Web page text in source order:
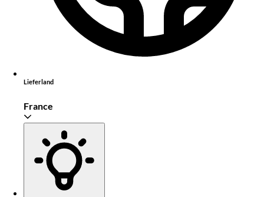
Lieferland
France